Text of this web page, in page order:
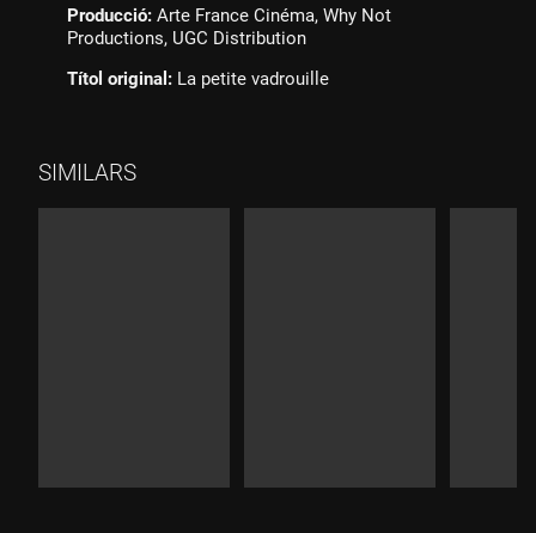
Producció: Arte France Cinéma, Why Not
Productions, UGC Distribution
Títol original: La petite vadrouille
SIMILARS